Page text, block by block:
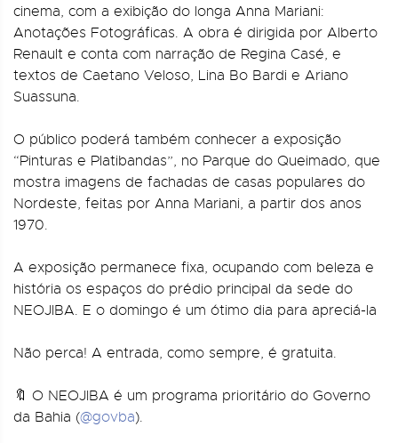
cinema, com a exibição do longa Anna Mariani:
Anotações Fotográficas. A obra é dirigida por Alberto
Renault e conta com narração de Regina Casé, e
textos de Caetano Veloso, Lina Bo Bardi e Ariano
Suassuna.
O público poderá também conhecer a exposição
“Pinturas e Platibandas”, no Parque do Queimado, que
mostra imagens de fachadas de casas populares do
Nordeste, feitas por Anna Mariani, a partir dos anos
1970.
A exposição permanece fixa, ocupando com beleza e
história os espaços do prédio principal da sede do
NEOJIBA. E o domingo é um ótimo dia para apreciá-la
Não perca! A entrada, como sempre, é gratuita.
🔖 O NEOJIBA é um programa prioritário do Governo
da Bahia (@govba).